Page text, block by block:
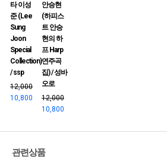
타 이성
준 (Lee
Sung
Joon
Special
Collection)
/ ssp
12,000
10,800
안승현
(하피스
트 안승
현의 하
프 Harp
연주곡
집) / 성바
오로
12,000
10,800
관련상품